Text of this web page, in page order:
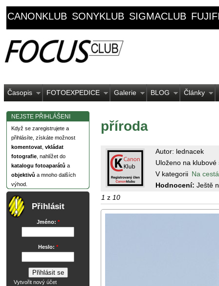
CANONKLUB SONYKLUB SIGMACLUB
Časopis FOTOEXPEDICE Galerie BLOG Články
NEJSTE PŘIHLÁŠENI
Když se zaregistrujete a
přihlásíte, získáte možnost
komentovat vkládat
fotografie , nahlížet do
katalogu fotoaparátů a
objektivů a mnoho dalších
výhod.
Přihlásit
Jméno: *
Heslo: *
Vytvořit nový účet
příroda
Autor: lednacek
Uloženo na klubové
V kategorii Na
Hodnocení: Ještě
1 z 10